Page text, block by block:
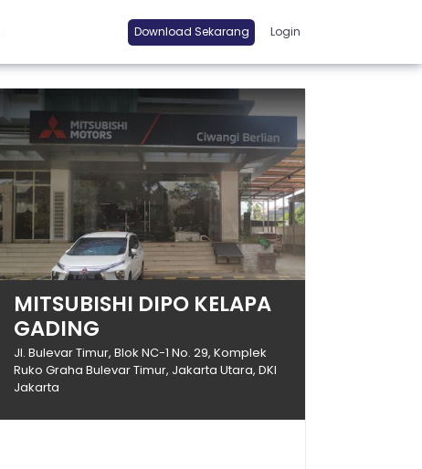
Download Sekarang Login
MITSUBISHI DIPO KELAPA
GADING
Jl. Bulevar Timur, Blok NC-1 No. 29, Komplek
Ruko Graha Bulevar Timur, Jakarta Utara, DKI
Jakarta